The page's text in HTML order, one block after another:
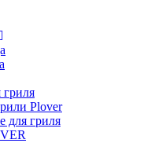
гриля
Plover
для гриля